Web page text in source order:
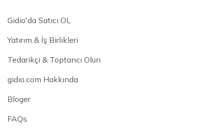
Gidio'da Satıcı OL
Yatırım & İş Birlikleri
Tedarikçi & Toptancı Olun
gidio.com Hakkında
Bloger
FAQs